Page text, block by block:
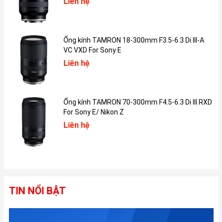
(công nghệ ProMotion). Màn hình có khả năng đạt độ sáng 1000
nits (toàn màn hình) và lên tới 1600 nits trong chế độ HDR, cùng
cả khi dùng ngoài trời. Nhờ vậy, hình ảnh luôn được tái tạo với
màu sắc chính xác, chi tiết sống động và độ rực rỡ cao.
Màn hình của iPad Pro M5 thể hiện màu sắc tự nhiên và đồng bộ
với ánh sáng xung quanh nhờ vào sự hỗ trợ của dải màu rộng P3
đến dựng phim, biên tập ảnh hay thiết kế có thể hoàn toàn tin
cậy vào tính chính xác của hình ảnh được hiển thị. Đối với các
cấu hình có dung lượng lưu trữ lớn (1 TB, 2 TB), người dùng còn
được lựa chọn thêm mặt kính phủ nano giúp tối ưu trải nghiệm
làm việc ngoài trời.
Ống kính TAMRON 18-300mm F3.5-6.3 Di III-A
VC VXD For Sony E
Liên hệ
Ống kính TAMRON 70-300mm F4.5-6.3 Di III RXD
For Sony E/ Nikon Z
Liên hệ
TIN NỔI BẬT